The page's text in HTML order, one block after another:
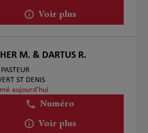
Voir plus
M. & DARTUS R.
ST DENIS
aujourd'hui
Numéro
Voir plus